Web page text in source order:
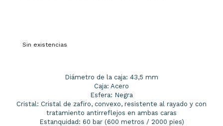
Sin existencias
Diámetro de la caja: 43,5 mm
Caja: Acero
Esfera: Negra
Cristal: Cristal de zafiro, convexo, resistente al rayado y con
tratamiento antirreflejos en ambas caras
Estanquidad: 60 bar (600 metros / 2000 pies)